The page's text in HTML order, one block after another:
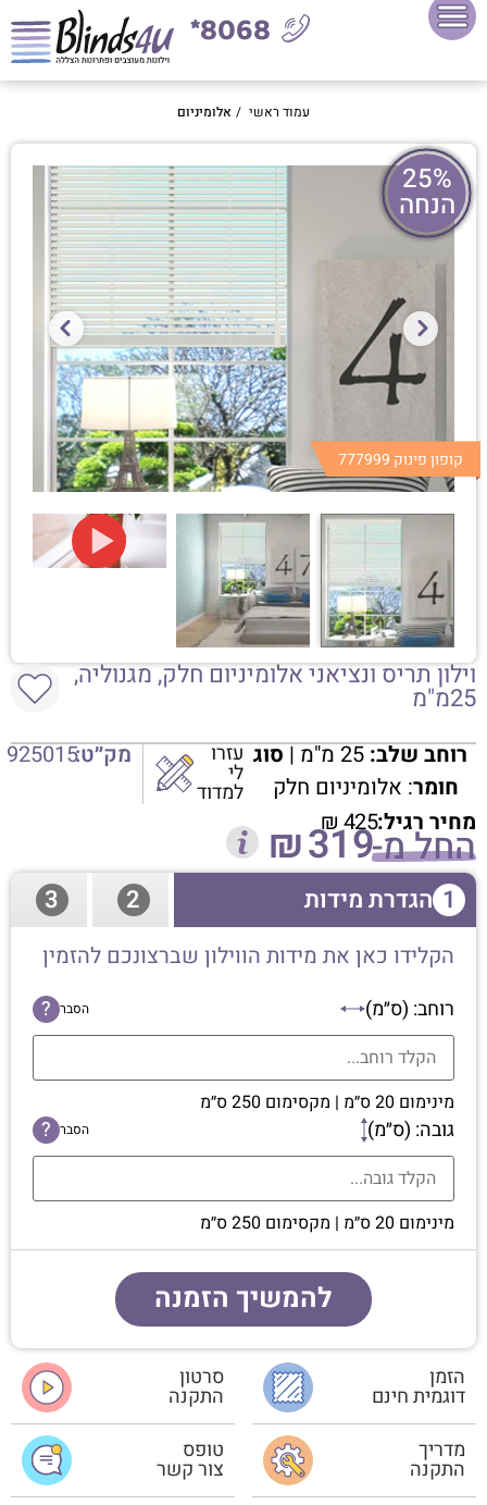
8068*
עמוד ראשי / אלומיניום
25%
הנחה
קופון פינוק 777999
וילון תריס ונציאני אלומיניום חלק, מגנוליה,
25מ"מ
רוחב שלב:25 מ"מ |
סוג
חומר: אלומיניום חלק
עזרו
לי
למדוד
מק״ט:925015
מחיר רגיל: ₪425החל מ- ₪319
1 הגדרת מידות 2
3
הקלידו כאן את מידות הווילון שברצונכם להזמין
רוחב: (ס״מ) הסבר ?
מינימום 20 ס״מ | מקסימום 250 ס״מ
גובה: (ס״מ) הסבר ?
מינימום 20 ס״מ | מקסימום 250 ס״מ
להמשיך הזמנה
הזמן
דוגמית חינם
סרטון
התקנה
מדריך
התקנה
טופס
צור קשר